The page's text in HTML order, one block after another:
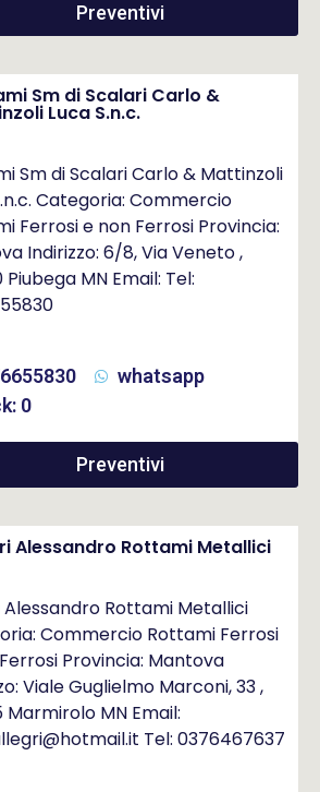
Preventivi
Sm di Scalari Carlo &
Luca S.n.c.
Sm di Scalari Carlo & Mattinzoli
Categoria: Commercio
Ferrosi e non Ferrosi Provincia:
Indirizzo: 6/8, Via Veneto ,
MN Email: Tel:
whatsapp
0
Preventivi
Alessandro Rottami Metallici
Alessandro Rottami Metallici
Commercio Rottami Ferrosi
Provincia: Mantova
Viale Guglielmo Marconi, 33 ,
MN Email:
Tel: 0376467637